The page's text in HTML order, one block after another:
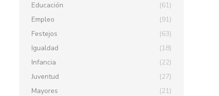
Educación
(61)
Empleo
(91)
Festejos
(63)
Igualdad
(18)
Infancia
(22)
Juventud
(27)
Mayores
(21)